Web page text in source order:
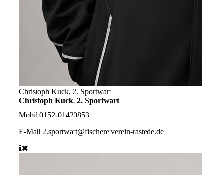
Christoph Kuck, 2. Sportwart
Christoph Kuck, 2. Sportwart
Mobil 0152-01420853
E-Mail 2.sportwart@fischereiverein-rastede.de